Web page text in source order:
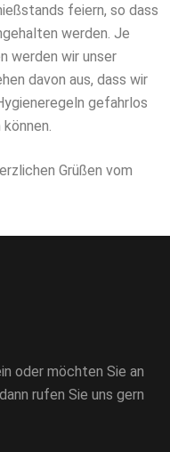
feiern, so dass
werden. Je
werden wir unser
davon aus, dass wir
gefahrlos
Grüßen vom
oder möchten Sie an
rufen Sie uns gern